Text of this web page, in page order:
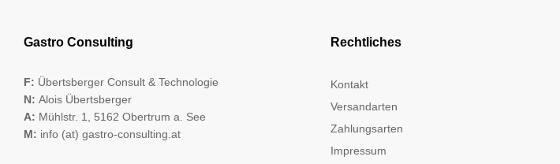
Gastro Consulting
F: Übertsberger Consult & Technologie
N: Alois Übertsberger
A: Mühlstr. 1, 5162 Obertrum a. See
M: info (at) gastro-consulting.at
Rechtliches
Kontakt
Versandarten
Zahlungsarten
Impressum